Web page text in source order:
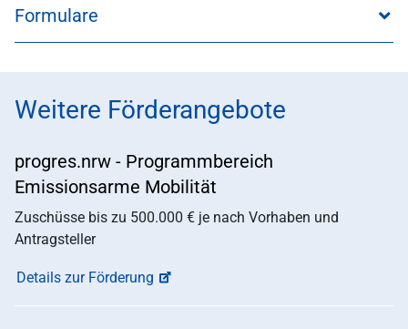
Formulare
Weitere Förderangebote
progres.nrw - Programmbereich
Emissionsarme Mobilität
Zuschüsse bis zu 500.000 € je nach Vorhaben und
Antragsteller
Details zur Förderung